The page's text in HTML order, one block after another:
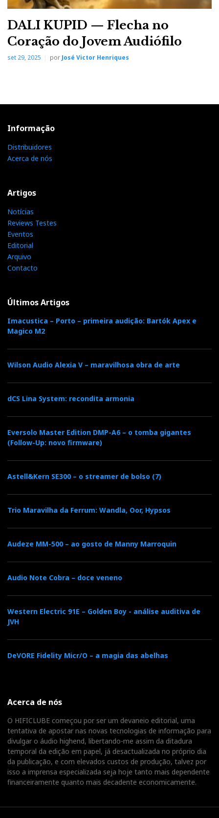
DALI KUPID — Flecha no
Coração do Jovem Audiófilo
set 29, 2025 porJosé Victor Henriques
Informação
Distribuidores
Acerca de nós
Artigos
Notícias
Reviews Testes
Eventos
Editorial
Arquivo
Contacto
Últimos Artigos
Imacustica – Porto – primeira audição: Bartók Apex e
Magico M2
Wilson Audio Alexia V – maravilhosa obra de arte
dCS Lina System: recondita armonia
Eversolo Master Edition DMP-A6 – o tomba gigantes
(Follow-Up: novo firmware)
Astell&Kern SE300 – o streamer de bolso (7)
Trio Maravilha da Ferrum: Wandla, Oor, Hypsos
Audeze MM-500 – ao gosto de Manny Marroquin
Audio Note Cobra – doce veneno
Western Electric 91E – Golden Boy - análise auditiva de
JVH
DeVORE Fidelity Micr/O – a magia das abelhas
Acerca de nós
O HIFICLUBE começou por ser um devaneio editorial, uma
tentativa de apostar nas novas tecnologias de informação para
divulgar o áudio highend, libertando-me assim da ditadura
temporal da edição em papel, já desactualizada no próprio dia
da publicação, e com elevados custos de produção, talvez por
isso a imprensa especializada seja hoje tanto mais dependente
financeiramente quanto mais decadente economicamente.